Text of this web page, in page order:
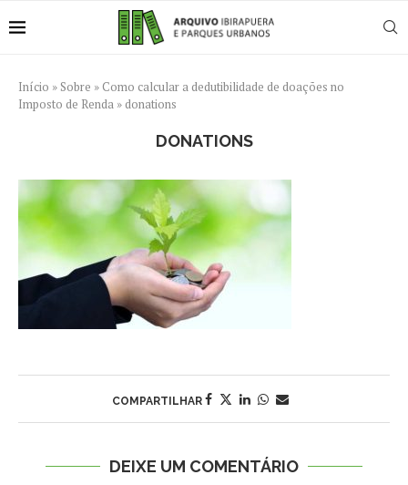
Início » Sobre » Como calcular a dedutibilidade de doações no
Imposto de Renda » donations
DONATIONS
COMPARTILHAR
DEIXE UM COMENTÁRIO